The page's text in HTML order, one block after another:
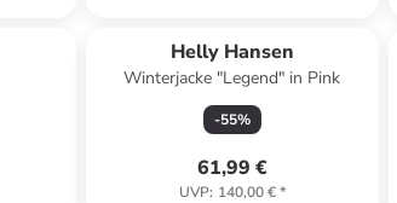
Helly Hansen
Winterjacke "Legend" in Pink
-55%
61,99 €
UVP: 140,00 €*